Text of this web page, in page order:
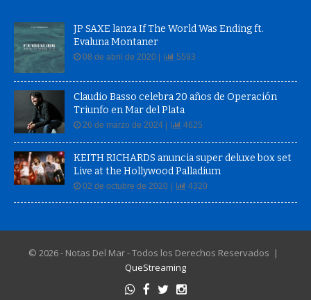
JP SAXE lanza If The World Was Ending ft.
Evaluna Montaner
08 de abril de 2020 | 5593
Claudio Basso celebra 20 años de Operación
Triunfo en Mar del Plata
26 de marzo de 2024 | 4625
KEITH RICHARDS anuncia super deluxe box set
Live at the Hollywood Palladium
02 de octubre de 2020 | 4320
© 2026 - Notas Del Mar - Todos los Derechos Reservados |
QueStreaming